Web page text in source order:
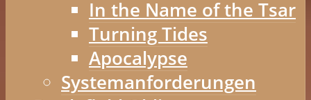
In the Name of the Tsar
Turning Tides
Apocalypse
Systemanforderungen